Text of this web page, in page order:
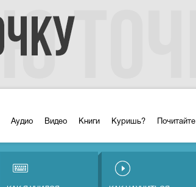
Аудио Видео Книги Куришь? Почитайте